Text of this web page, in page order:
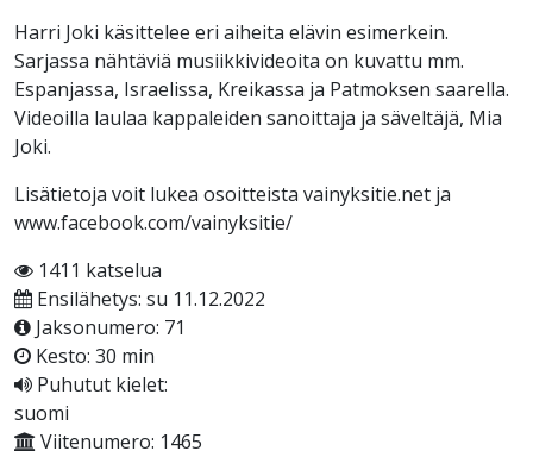
Harri Joki käsittelee eri aiheita elävin esimerkein.
Sarjassa nähtäviä musiikkivideoita on kuvattu mm.
Espanjassa, Israelissa, Kreikassa ja Patmoksen saarella.
Videoilla laulaa kappaleiden sanoittaja ja säveltäjä, Mia
Joki.
Lisätietoja voit lukea osoitteista vainyksitie.net ja
www.facebook.com/vainyksitie/
1411 katselua
Ensilähetys: su 11.12.2022
Jaksonumero: 71
Kesto: 30 min
Puhutut kielet:
suomi
Viitenumero: 1465